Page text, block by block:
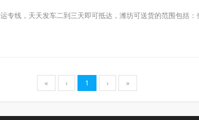
专线，天天发车二到三天即可抵达，潍坊可送货的范围包括
« ‹ 1 › »